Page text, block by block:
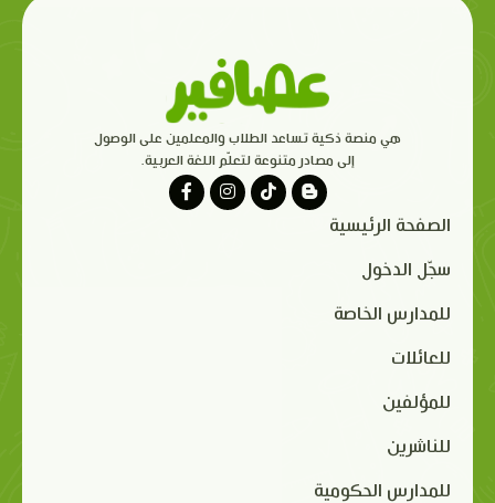
هي منصة ذكية تساعد الطلاب والمعلمين على الوصول
إلى مصادر متنوعة لتعلّم اللغة العربية.
الصفحة الرئيسية
سجّل الدخول
للمدارس الخاصة
للعائلات
للمؤلفين
للناشرين
للمدارس الحكومية